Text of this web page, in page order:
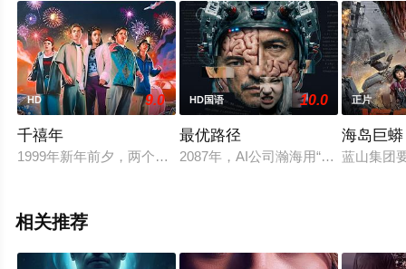
全就上飘花影院，更多相关信息可移步至豆瓣电影、电视
猫或剧情网等平台了解。
HD 9.0
千禧年
1999年新年前夕，两个不起眼的高中生决定在新千年之前参加
HD国语 10.0
最优路径
2087年，AI公司瀚海用“最优路径”
正片
海岛巨蟒
蓝山集团
相关推荐